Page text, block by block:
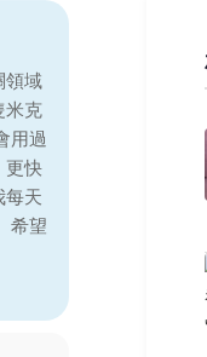
領域
米克
用過
更快
每天
希望